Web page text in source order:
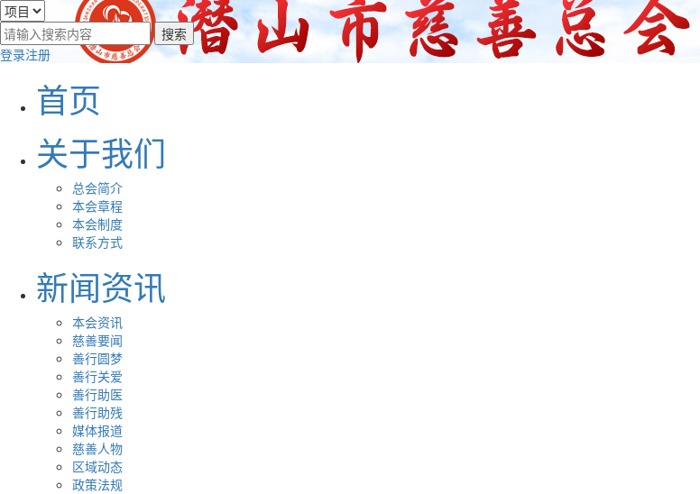
登录注册
首页
关于我们
总会简介
本会章程
本会制度
联系方式
新闻资讯
本会资讯
慈善要闻
善行圆梦
善行关爱
善行助医
善行助残
媒体报道
慈善人物
区域动态
政策法规